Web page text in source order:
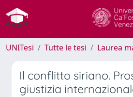
UNITesi Tutte le tesi Laurea
Il conflitto siriano.
giustizia